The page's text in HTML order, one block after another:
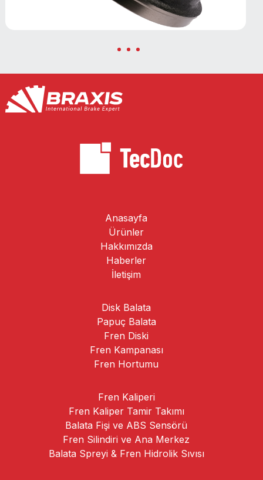
Anasayfa
Ürünler
Hakkımızda
Haberler
İletişim
Disk Balata
Papuç Balata
Fren Diski
Fren Kampanası
Fren Hortumu
Fren Kaliperi
Fren Kaliper Tamir Takımı
Balata Fişi ve ABS Sensörü
Fren Silindiri ve Ana Merkez
Balata Spreyi & Fren Hidrolik Sıvısı